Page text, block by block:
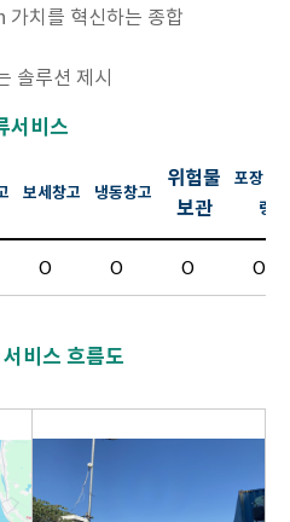
가치를 혁신하는 종합
솔루션 제시
서비스
보세창고 냉동창고
위험물
보관
포장 라
링
O O O O
비스 흐름도